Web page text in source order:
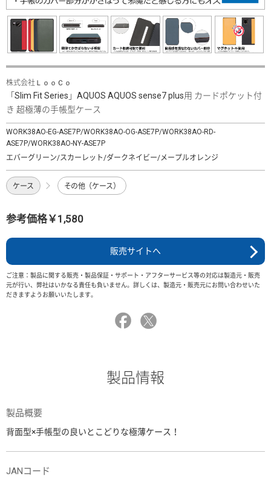
株式会社ＬｏｏＣｏ
「Slim Fit Series」AQUOS AQUOS sense7 plus用 カードポケット付
き 超極薄の手帳型ケース
WORK38AO-EG-ASE7P/WORK38AO-OG-ASE7P/WORK38AO-RD-
ASE7P/WORK38AO-NY-ASE7P
エバーグリーン/スカーレット/ダークネイビー/メープルオレンジ
ケース その他（ケース）
参考価格￥1,580
販売サイトへ
ご注意：製品に関する販売・製品保証・サポート・アフターサービス等の対応は製造元・販売
元が行い、弊社はいかなる責任も負いません。詳しくは、製造元・販売元にお問い合わせいた
だきますようお願いいたします。
製品情報
製品概要
背面型×手帳型の良いとこどりな極薄ケース！
JANコード